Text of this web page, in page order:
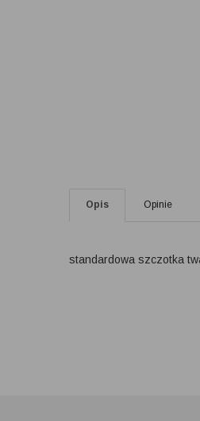
Opis Opinie
standardowa szczotka